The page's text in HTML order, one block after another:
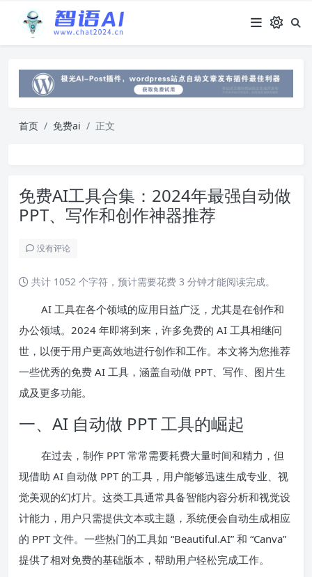
首页 免费ai 正文
免费AI工具合集：2024年最强自动做
PPT、写作和创作神器推荐
没有评论
共计 1052 个字符，预计需要花费 3 分钟才能阅读完成。
AI 工具在各个领域的应用日益广泛，尤其是在创作和
办公领域。2024 年即将到来，许多免费的 AI 工具相继问
世，以便于用户更高效地进行创作和工作。本文将为您推荐
一些优秀的免费 AI 工具，涵盖自动做 PPT、写作、图片生
成及更多功能。
一、AI 自动做 PPT 工具的崛起
在过去，制作 PPT 常常需要耗费大量时间和精力，但
现借助 AI 自动做 PPT 的工具，用户能够迅速生成专业、视
觉美观的幻灯片。这类工具通常具备智能内容分析和视觉设
计能力，用户只需提供文本或主题，系统便会自动生成相应
的 PPT 文件。一些热门的工具如 “Beautiful.AI” 和 “Canva”
提供了相对免费的基础版本，帮助用户轻松完成工作。